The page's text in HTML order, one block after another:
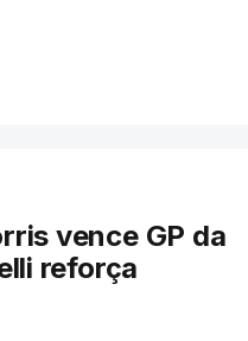
vence GP da
reforça